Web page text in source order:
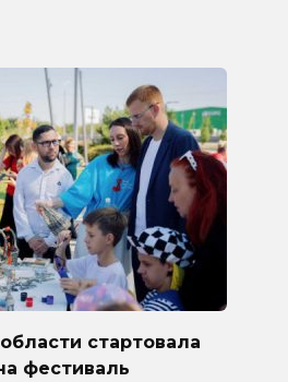
стартовала
фестиваль